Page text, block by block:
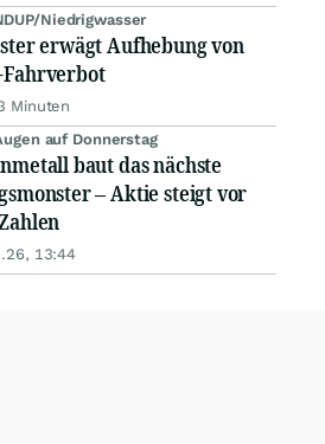
Niedrigwasser
erwägt Aufhebung von
Minuten
auf Donnerstag
baut das nächste
– Aktie steigt vor
13:44